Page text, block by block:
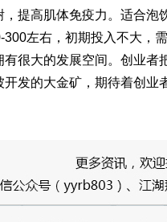
提高肌体免疫力。适合
左右，初期投入不大，
很大的发展空间。创业
发的大金矿，期待着创业